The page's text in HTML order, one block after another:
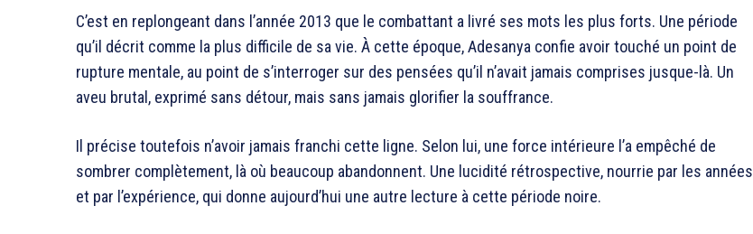
C’est en replongeant dans l’année 2013 que le combattant a livré ses mots les plus forts. Une période
qu’il décrit comme la plus difficile de sa vie. À cette époque, Adesanya confie avoir touché un point de
rupture mentale, au point de s’interroger sur des pensées qu’il n’avait jamais comprises jusque-là. Un
aveu brutal, exprimé sans détour, mais sans jamais glorifier la souffrance.
Il précise toutefois n’avoir jamais franchi cette ligne. Selon lui, une force intérieure l’a empêché de
sombrer complètement, là où beaucoup abandonnent. Une lucidité rétrospective, nourrie par les années
et par l’expérience, qui donne aujourd’hui une autre lecture à cette période noire.